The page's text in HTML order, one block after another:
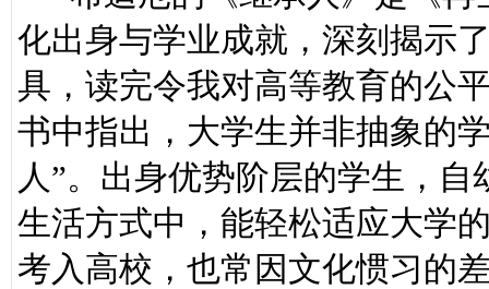
化出身与学业成就，深刻揭示
具，读完令我对高等教育的公
书中指出，大学生并非抽象的
人”。出身优势阶层的学生，
生活方式中，能轻松适应大学
考入高校，也常因文化惯习的